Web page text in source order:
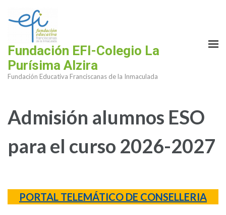
contenido
(presiona
tecla
Fundación EFI-Colegio La
Purísima Alzira
Fundación Educativa Franciscanas de la Inmaculada
Admisión alumnos ESO
para el curso 2026-2027
PORTAL TELEMÁTICO DE CONSELLERIA